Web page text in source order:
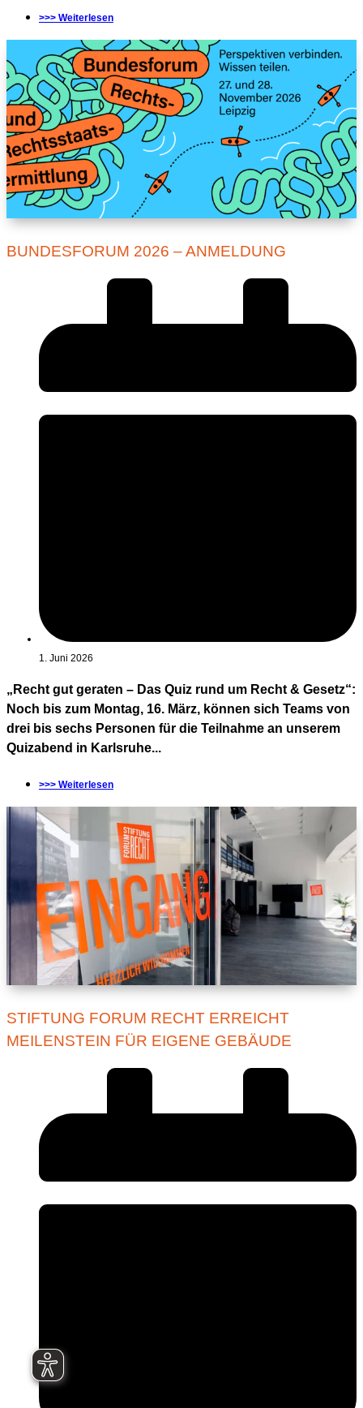
>>> Weiterlesen
BUNDESFORUM 2026 – ANMELDUNG
1. Juni 2026
„Recht gut geraten – Das Quiz rund um Recht & Gesetz“:
Noch bis zum Montag, 16. März, können sich Teams von
drei bis sechs Personen für die Teilnahme an unserem
Quizabend in Karlsruhe...
>>> Weiterlesen
STIFTUNG FORUM RECHT ERREICHT
MEILENSTEIN FÜR EIGENE GEBÄUDE